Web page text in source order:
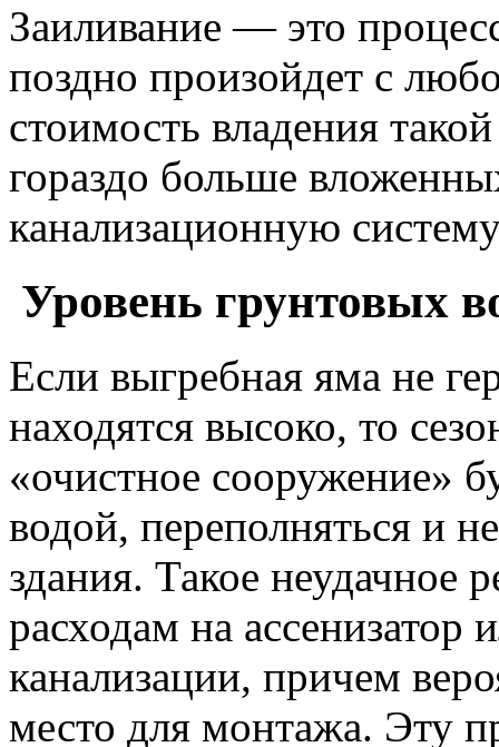
Заиливание — это
поздно произойдет с
стоимость владения
гораздо больше
канализационную
Уровень грунтовых
Если выгребная яма не
находятся высоко, то
«очистное сооружение»
водой, переполняться и
здания. Такое неудачное
расходам на ассенизатор
канализации, причем
место для монтажа. Эту